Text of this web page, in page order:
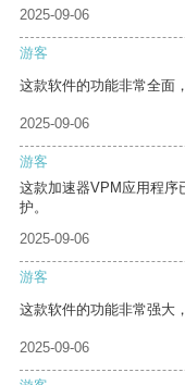
2025-09-06
游客
这款软件的功能非常全面
2025-09-06
游客
这款加速器VPM应用程序
护。
2025-09-06
游客
这款软件的功能非常强大
2025-09-06